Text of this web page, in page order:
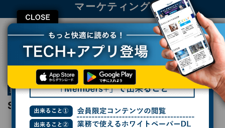
CLOSE
マーケティング
TECH+ 企業IT
マーケティング
SpaceXが打ち上げ衛星ブロードバンド「Starlink」で狙う、シナジー効果
第985回 シリコンバレー101
SpaceXが打ち上げ衛星ブロードバンド
「Starlink」で狙う、シナジー効果